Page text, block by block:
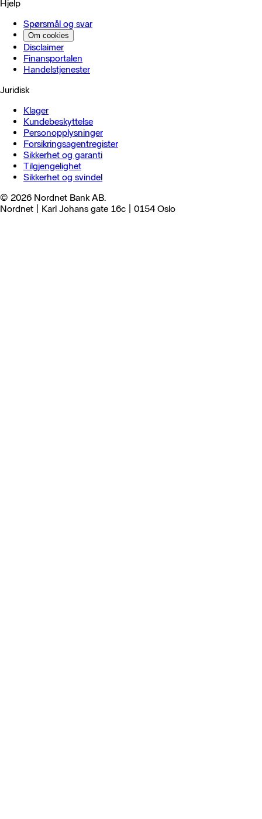
Hjelp
Spørsmål og svar
Om cookies
Disclaimer
Finansportalen
Handels­tjenester
Juridisk
Klager
Kundebeskyttelse
Personopplysninger
Forsikringsagentregister
Sikkerhet og garanti
Tilgjengelighet
Sikkerhet og svindel
© 2026 Nordnet Bank AB.
Nordnet | Karl Johans gate 16c | 0154 Oslo